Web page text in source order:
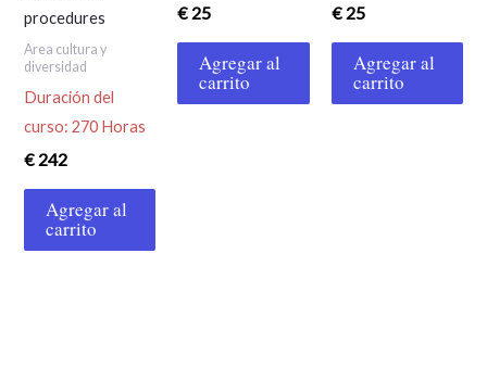
procedures
Area cultura y
diversidad
Duración del
curso: 270 Horas
€ 242
Agregar al
carrito
€ 25
Agregar al
carrito
€25
Agregar al
carrito